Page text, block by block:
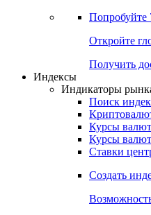
Попробуйте
Откройте
Получить
Индексы
Индикаторы
Поиск
Курсы
Курсы
Ставки
Создать